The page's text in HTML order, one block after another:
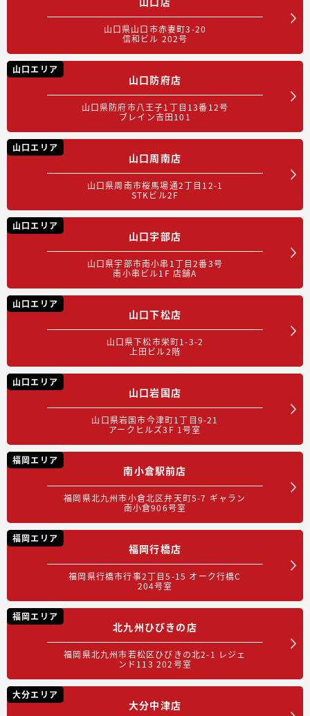
山口県山口市赤妻町3-20
信和ビル 202号
山口エリア
山口防府店
山口県防府市八王子1丁目13番12号
ブレイン吉田101
山口エリア
山口周南店
山口県周南市桜馬場通2丁目12-1
STKビル2F
山口エリア
山口宇部店
山口県宇部市南小串1丁目2番3号
南小串ビル1F 店舗A
山口エリア
山口下松店
山口県下松市栄町1-3-2
上田ビル2階
山口エリア
山口岩国店
山口県岩国市今津町1丁目9-21
アークヒルズ3F 1号室
福岡エリア
南小倉駅前店
福岡県北九州市小倉北区弁天町5-7 ギャラン
南小倉906号室
福岡エリア
福岡行橋店
福岡県行橋市行事2丁目5-15 オーク行橋C
204号室
福岡エリア
北九州ひびきの店
福岡県北九州市若松区ひびきの北2-1 レジェ
ンド113 202号室
大分エリア
大分中津店